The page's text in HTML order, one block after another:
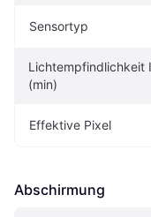
Sensortyp
Lichtempfindlichkeit
(min)
Effektive Pixel
Abschirmung